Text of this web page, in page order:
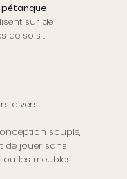
sur de
de sols :
divers
souple,
de jouer sans
les meubles.